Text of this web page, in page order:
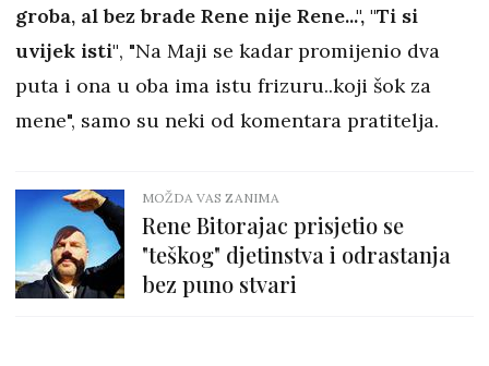
groba, al bez brade Rene nije Rene...", "Ti si
uvijek isti", "Na Maji se kadar promijenio dva
puta i ona u oba ima istu frizuru..koji šok za
mene", samo su neki od komentara pratitelja.
MOŽDA VAS ZANIMA
Rene Bitorajac prisjetio se
"teškog" djetinstva i odrastanja
bez puno stvari